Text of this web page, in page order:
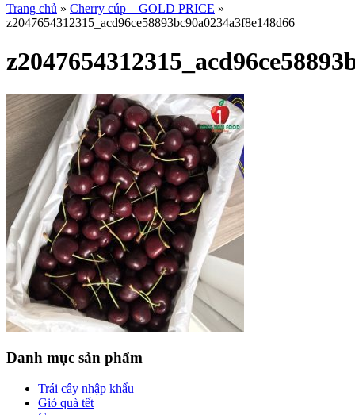
Trang chủ » Cherry cúp – GOLD PRICE »
z2047654312315_acd96ce58893bc90a0234a3f8e148d66
Danh mục sản phẩm
Trái cây nhập khẩu
Giỏ quà tết